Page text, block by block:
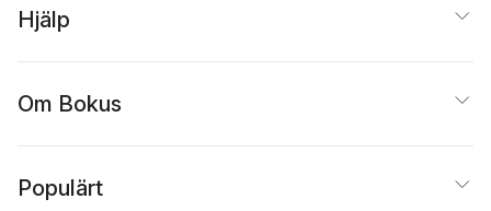
Hjälp
Om Bokus
Populärt